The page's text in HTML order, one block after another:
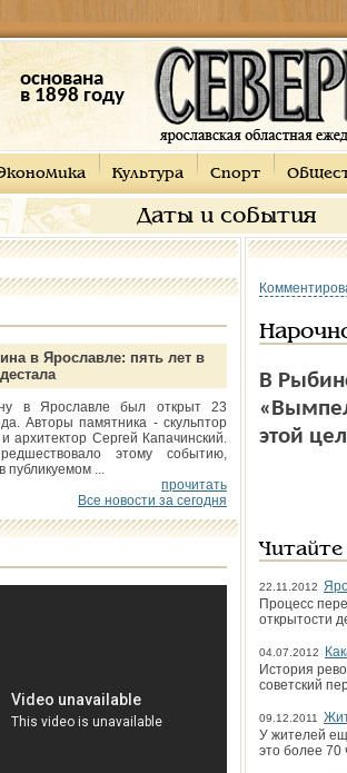
основана
в 1898 году
Культура Спорт
Даты и события
в Ярославле: пять лет в
в Ярославле был открыт 23
Авторы памятника - скульптор
архитектор Сергей Капачинский.
этому событию,
публикуемом ...
прочитать
Все новости за сегодня
В
этой
22.11.2012
Процесс
открытости
04.07.2012
История
советский
09.12.2011
У жителей
это более 70